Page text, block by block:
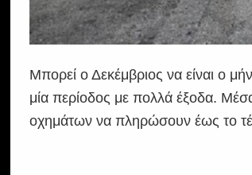
Μπορεί ο Δεκέμβριος να είναι ο
μία περίοδος με πολλά έξοδα. Μέσα
οχημάτων να πληρώσουν έως το